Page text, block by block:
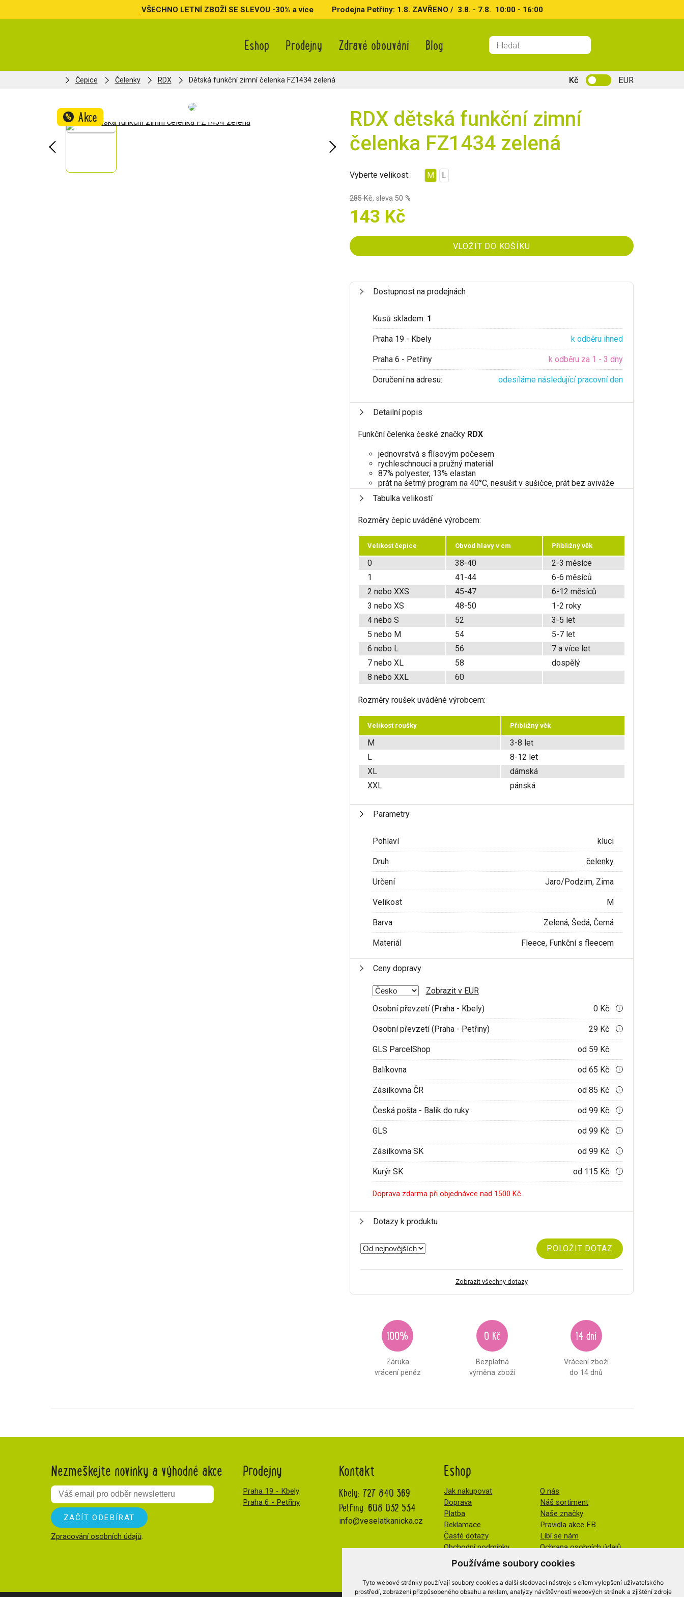
Používáme soubory cookies
Tyto webové stránky používají soubory cookies a další sledovací nástroje s cílem vylepšení uživatelského
prostředí, zobrazení přizpůsobeného obsahu a reklam, analýzy návštěvnosti webových stránek a zjištění zdroje
VŠECHNO LETNÍ ZBOŽÍ SE SLEVOU -30% a více Prodejna Petřiny: 1.8. ZAVŘENO / 3.8. - 7.8. 10:00 - 16:00
Eshop Prodejny Zdravé obouvání Blog
Čepice Čelenky RDX Dětská funkční zimní čelenka FZ1434 zelená Kč EUR
% Akce
RDX dětská funkční zimní
čelenka FZ1434 zelená
Vyberte velikost: M L
285 Kč, sleva 50 %
143 Kč
Dostupnost na prodejnách
Kusů skladem: 1
Praha 19 - Kbely k odběru ihned
Praha 6 - Petřiny k odběru za 1 - 3 dny
Doručení na adresu: odesíláme následující pracovní den
Detailní popis
Funkční čelenka české značky RDX
jednovrstvá s flísovým počesem
rychleschnoucí a pružný materiál
87% polyester, 13% elastan
prát na šetrný program na 40°C, nesušit v sušičce, prát bez aviváže
Tabulka velikostí
Rozměry čepic uváděné výrobcem:
Velikost čepice Obvod hlavy v cm Přibližný věk
0 38-40
2-3 měsíce
1
41-44
6-6 měsíců
2 nebo XXS
45-47
6-12 měsíců
3 nebo XS
48-50
1-2 roky
4 nebo S
52
3-5 let
5 nebo M
54
5-7 let
6 nebo L
56
7 a více let
7 nebo XL
58
dospělý
8 nebo XXL
60
Rozměry roušek uváděné výrobcem:
Velikost roušky Přibližný věk
M
3-8 let
L
8-12 let
XL
dámská
XXL
pánská
Parametry
Pohlaví kluci
Druh čelenky
Určení Jaro/Podzim, Zima
Velikost M
Barva Zelená, Šedá, Černá
Materiál Fleece, Funkční s fleecem
Ceny dopravy
Zobrazit v EUR
Osobní převzetí (Praha - Kbely)
0 Kč i
Osobní převzetí (Praha - Petřiny) 29 Kč i
GLS ParcelShop od 59 Kč
Balíkovna od 65 Kč i
Zásilkovna ČR od 85 Kč i
Česká pošta - Balík do ruky od 99 Kč i
GLS od 99 Kč i
Zásilkovna SK od 99 Kč i
Kurýr SK od 115 Kč i
Doprava zdarma při objednávce nad 1500 Kč.
Dotazy k produktu
POLOŽIT DOTAZ
Zobrazit všechny dotazy
100%
Záruka
vrácení peněz
0 Kč
Bezplatná
výměna zboží
14 dní
Vrácení zboží
do 14 dnů
Nezmeškejte novinky a výhodné akce
Zpracování osobních údajů.
Prodejny
Praha 19 - Kbely
Praha 6 - Petřiny
Kontakt
Kbely: 727 840 369
Petřiny: 608 032 534
info@veselatkanicka.cz
Eshop
Jak nakupovat
Doprava
Platba
Reklamace
Časté dotazy
Obchodní podmínky
O nás
Náš sortiment
Naše značky
Pravidla akce FB
Líbí se nám
Ochrana osobních údajů
Změnit nastavení cookies